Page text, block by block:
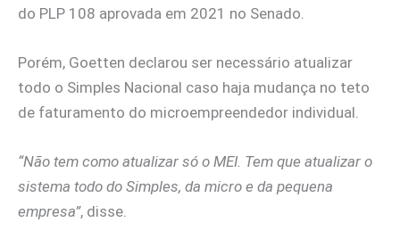
do PLP 108 aprovada em 2021 no Senado.
Porém, Goetten declarou ser necessário atualizar
todo o Simples Nacional caso haja mudança no teto
de faturamento do microempreendedor individual.
“Não tem como atualizar só o MEI. Tem que atualizar o
sistema todo do Simples, da micro e da pequena
empresa”, disse.